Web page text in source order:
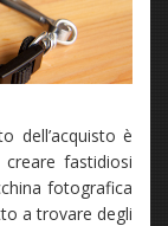
dell’acquisto è
fastidiosi
fotografica
a trovare degli